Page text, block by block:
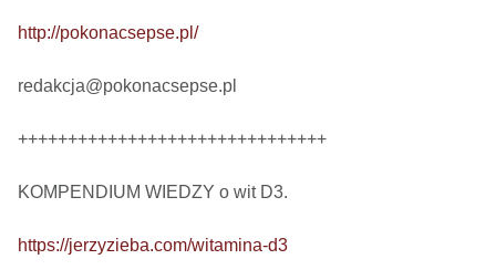
http://pokonacsepse.pl/
redakcja@pokonacsepse.pl
+++++++++++++++++++++++++++++++
KOMPENDIUM WIEDZY o wit D3.
https://jerzyzieba.com/witamina-d3